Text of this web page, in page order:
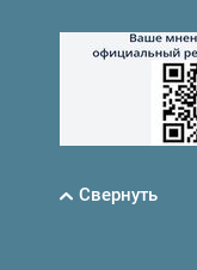
Свернуть